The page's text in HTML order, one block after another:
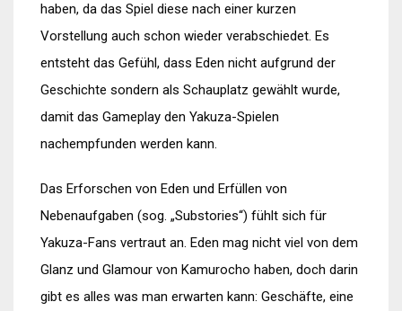
haben, da das Spiel diese nach einer kurzen
Vorstellung auch schon wieder verabschiedet. Es
entsteht das Gefühl, dass Eden nicht aufgrund der
Geschichte sondern als Schauplatz gewählt wurde,
damit das Gameplay den Yakuza-Spielen
nachempfunden werden kann.
Das Erforschen von Eden und Erfüllen von
Nebenaufgaben (sog. „Substories“) fühlt sich für
Yakuza-Fans vertraut an. Eden mag nicht viel von dem
Glanz und Glamour von Kamurocho haben, doch darin
gibt es alles was man erwarten kann: Geschäfte, eine